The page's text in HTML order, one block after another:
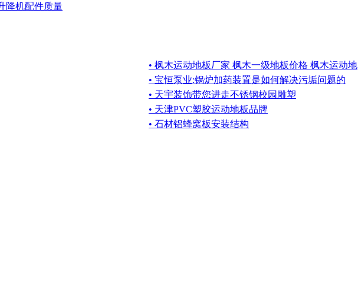
降机配件质量
• 枫木运动地板厂家 枫木一级地板价格 枫木运动地
• 宝恒泵业:锅炉加药装置是如何解决污垢问题的
• 天宇装饰带您进走不锈钢校园雕塑
• 天津PVC塑胶运动地板品牌
• 石材铝蜂窝板安装结构